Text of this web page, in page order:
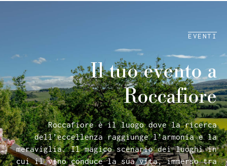
EVENTI
Il tuo evento a
Roccafiore
Roccafiore è il luogo dove la ricerca
dell’eccellenza raggiunge l’armonia e la
meraviglia. Il magico scenario dei luoghi in
cui il vino conduce la sua vita, immerso tra